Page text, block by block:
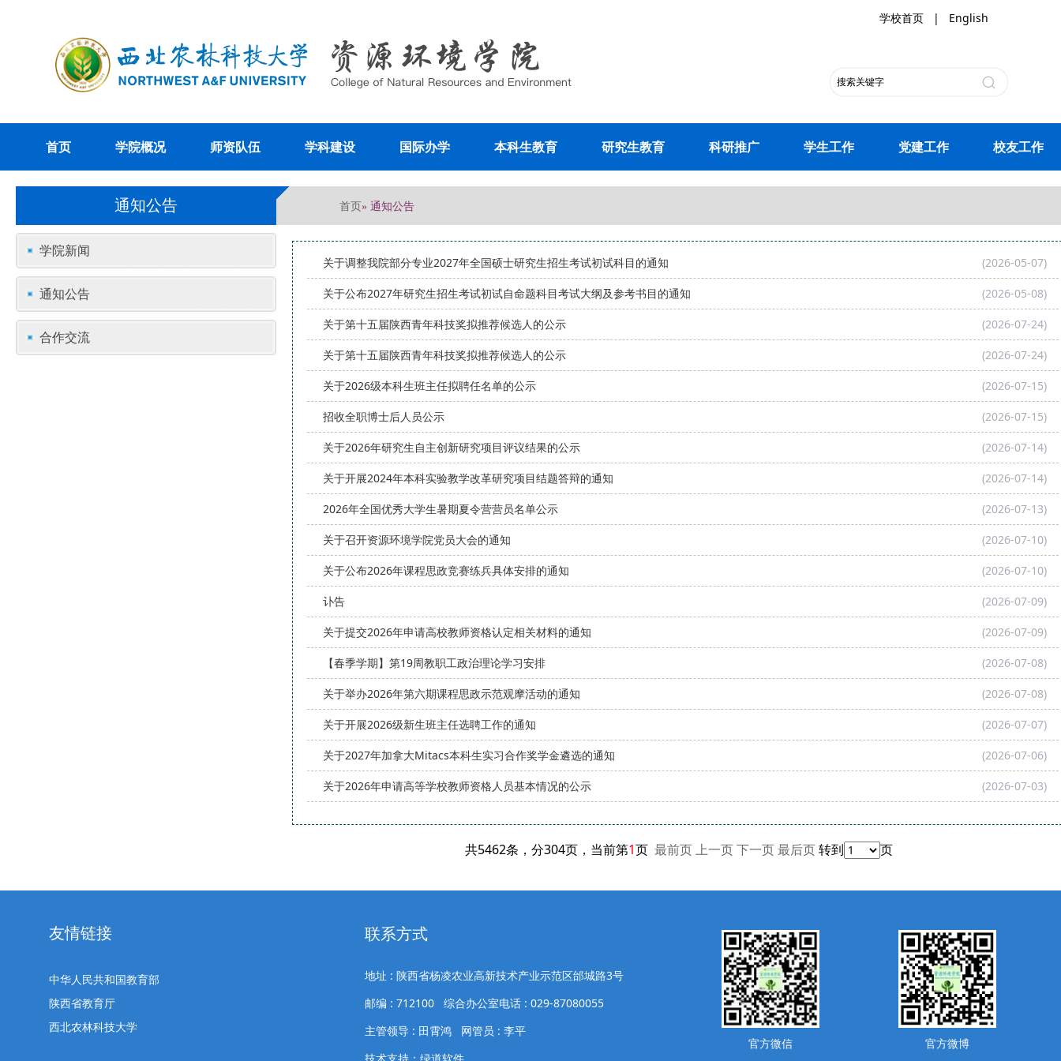
学校首页 | English
首页 学院概况 师资队伍 学科建设 国际办学 本科生教育 研究生教育 科研推广 学生工作 党建工作 校友工作
通知公告 首页» 通知公告
学院新闻
通知公告
合作交流
(2026-05-07)
关于调整我院部分专业2027年全国硕士研究生招生考试初试科目的通知
(2026-05-08)
关于公布2027年研究生招生考试初试自命题科目考试大纲及参考书目的通知
(2026-07-24)
关于第十五届陕西青年科技奖拟推荐候选人的公示
(2026-07-24)
关于第十五届陕西青年科技奖拟推荐候选人的公示
(2026-07-15)
关于2026级本科生班主任拟聘任名单的公示
(2026-07-15)
招收全职博士后人员公示
(2026-07-14)
关于2026年研究生自主创新研究项目评议结果的公示
(2026-07-14)
关于开展2024年本科实验教学改革研究项目结题答辩的通知
(2026-07-13)
2026年全国优秀大学生暑期夏令营营员名单公示
(2026-07-10)
关于召开资源环境学院党员大会的通知
(2026-07-10)
关于公布2026年课程思政竞赛练兵具体安排的通知
(2026-07-09)
讣告
(2026-07-09)
关于提交2026年申请高校教师资格认定相关材料的通知
(2026-07-08)
【春季学期】第19周教职工政治理论学习安排
(2026-07-08)
关于举办2026年第六期课程思政示范观摩活动的通知
(2026-07-07)
关于开展2026级新生班主任选聘工作的通知
(2026-07-06)
关于2027年加拿大Mitacs本科生实习合作奖学金遴选的通知
(2026-07-03)
关于2026年申请高等学校教师资格人员基本情况的公示
共5462条，分304页，当前第1页 最前页上一页下一页最后页转到 页
友情链接
中华人民共和国教育部
陕西省教育厅
西北农林科技大学
联系方式
地址 : 陕西省杨凌农业高新技术产业示范区邰城路3号
邮编 : 712100 综合办公室电话 : 029-87080055
主管领导 : 田霄鸿 网管员 : 李平
官方微信 官方微博